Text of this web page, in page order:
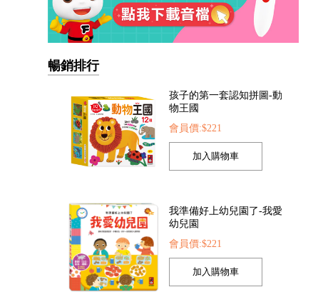
暢銷排行
我準備好上幼兒園了-我愛
幼兒園
會員價:$221
我的第一本認知學習翻翻
書-我長大了
會員價:$221
FOOD超人探索點讀筆
會員價:$1422
FOOD超人夢幻泡泡槍